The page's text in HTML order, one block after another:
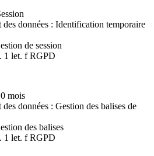
des données : Identification temporaire
de session
1 let. f RGPD
mois
données : Gestion des balises de
des balises
1 let. f RGPD